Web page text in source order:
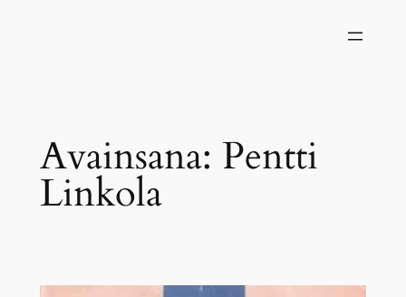
Avainsana: Pentti
Linkola